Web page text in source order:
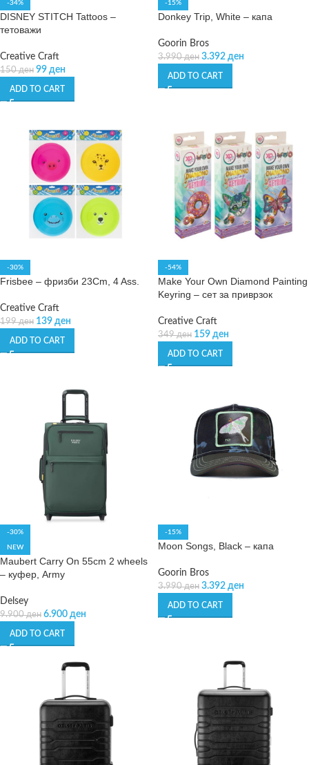
-34%
DISNEY STITCH Tattoos –
тетоважи
Creative Craft
150ден 99 ден
ADD TO CART
-15%
Donkey Trip, White – капа
Goorin Bros
3.990ден 3.392 ден
ADD TO CART
-30%
Frisbee – фризби 23Cm, 4 Ass.
Creative Craft
199ден 139 ден
ADD TO CART
-54%
Make Your Own Diamond Painting
Keyring – сет за приврзок
Creative Craft
349ден 159 ден
ADD TO CART
-30%
NEW
Maubert Carry On 55cm 2 wheels
– куфер, Army
Delsey
9.900ден 6.900 ден
ADD TO CART
-15%
Moon Songs, Black – капа
Goorin Bros
3.990ден 3.392 ден
ADD TO CART